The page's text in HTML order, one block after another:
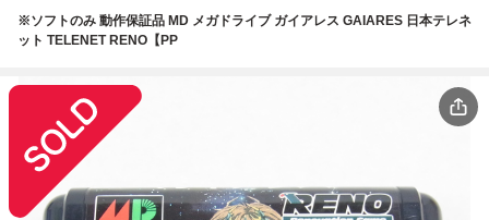
※ソフトのみ 動作保証品 MD メガドライブ ガイアレス GAIARES 日本テレネ
ット TELENET RENO【PP